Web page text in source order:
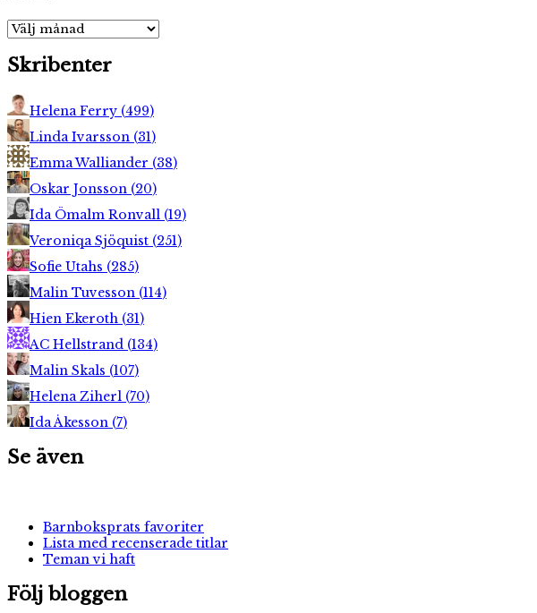
Arkiv
Skribenter
Helena Ferry (499)
Linda Ivarsson (31)
Emma Walliander (38)
Oskar Jonsson (20)
Ida Ömalm Ronvall (19)
Veroniqa Sjöquist (251)
Sofie Utahs (285)
Malin Tuvesson (114)
Hien Ekeroth (31)
AC Hellstrand (134)
Malin Skals (107)
Helena Ziherl (70)
Ida Åkesson (7)
Se även
Barnboksprats favoriter
Lista med recenserade titlar
Teman vi haft
Följ bloggen